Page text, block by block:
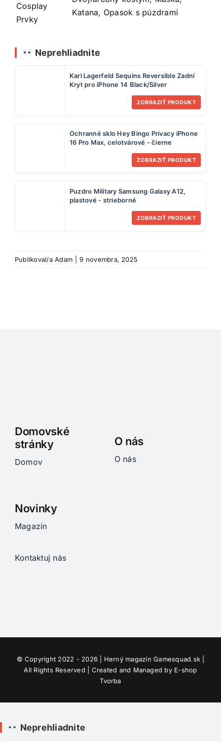
Cosplay
Prvky
Katana, Opasok s púzdrami
Neprehliadnite
Karl Lagerfeld Sequins Reversible Zadní
Kryt pro iPhone 14 Black/Silver
ZOBRAZIŤ PRODUKT
Ochranné sklo Hey Bingo Privacy iPhone
16 Pro Max, celotvárové - čierne
ZOBRAZIŤ PRODUKT
Puzdro Military Samsung Galaxy A12,
plastové - strieborné
ZOBRAZIŤ PRODUKT
Publikoval/aAdam 9 novembra, 2025
Domovské
stránky
Domov
O nás
O nás
Novinky
Magazín
Kontaktuj nás
© Copyright 2022 - 2026 | Herný magazínGamesquad.sk
All Rights Reserved | Created and Managed by E-shop
Tvorba
Neprehliadnite